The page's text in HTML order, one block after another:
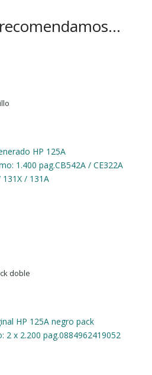
HP 125A
1.400 pag.CB542A / CE322A
/ 131A
doble
HP 125A negro pack
2 x 2.200 pag.0884962419052